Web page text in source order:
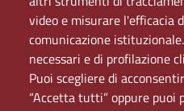
video e misurare l'efficacia
comunicazione
necessari e di profilazione
Puoi scegliere di
“Accetta tutti” oppure puoi
Guida all’uso del portale